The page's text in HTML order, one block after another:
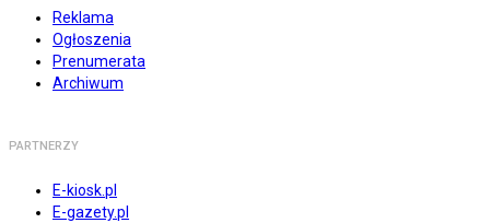
Reklama
Ogłoszenia
Prenumerata
Archiwum
PARTNERZY
E-kiosk.pl
E-gazety.pl